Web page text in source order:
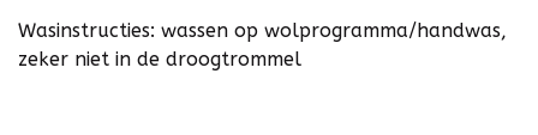
Wasinstructies: wassen op wolprogramma/handwas,
zeker niet in de droogtrommel